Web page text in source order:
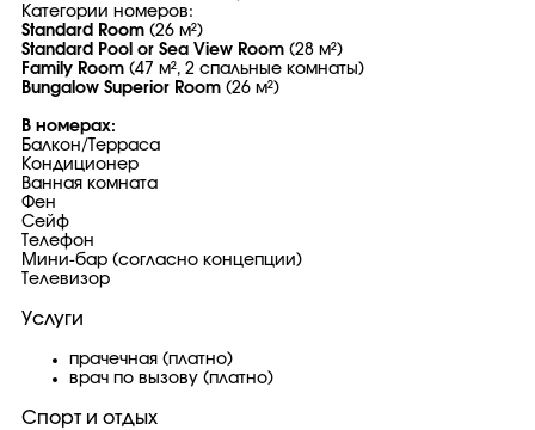
Категории номеров:
Standard Room (26 м²)
Standard Pool or Sea View Room (28 м²)
Family Room (47 м², 2 спальные комнаты)
Bungalow Superior Room (26 м²)
В номерах:
Балкон/Терраса
Кондиционер
Ванная комната
Фен
Сейф
Телефон
Мини-бар (согласно концепции)
Телевизор
Услуги
прачечная (платно)
врач по вызову (платно)
Спорт и отдых